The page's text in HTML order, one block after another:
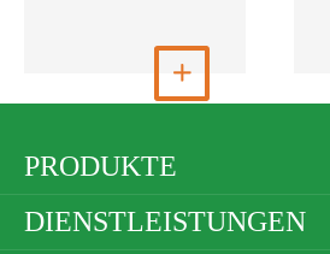
Mehr anzeigen

PRODUKTE
DIENSTLEISTUNGEN